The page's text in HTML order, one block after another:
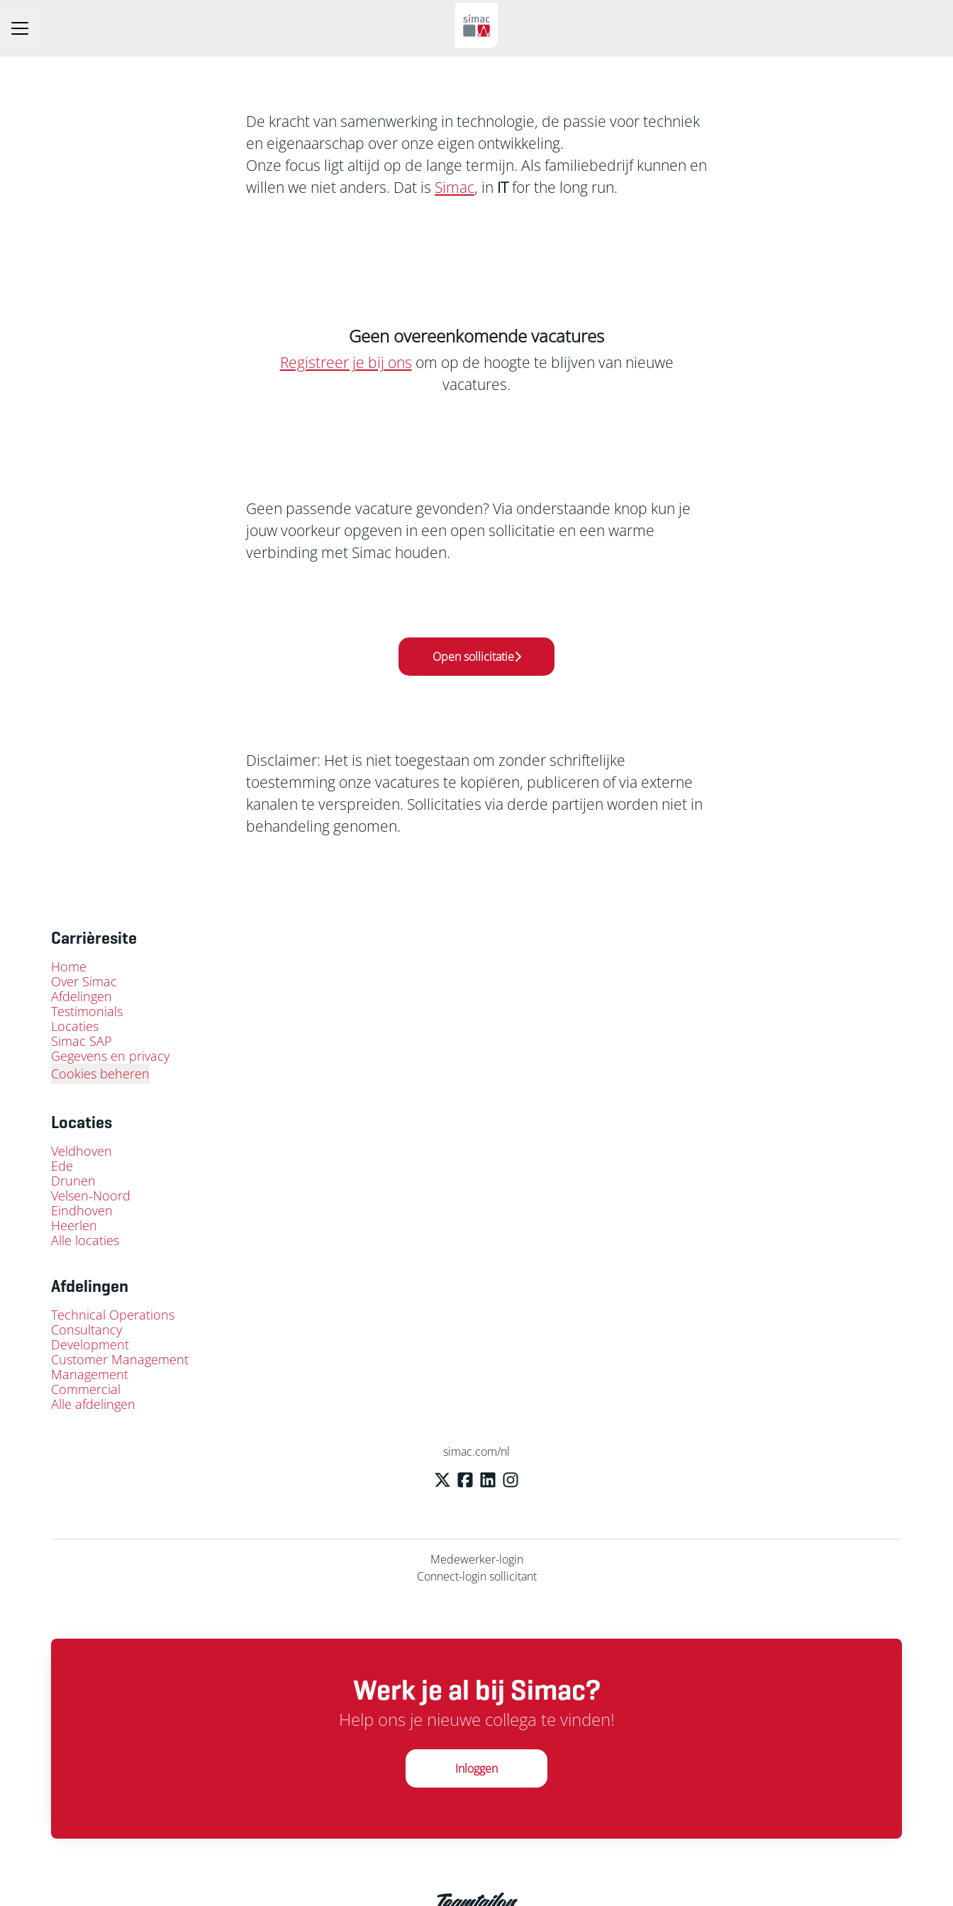
Carrièremenu
De kracht van samenwerking in technologie, de passie voor techniek
en eigenaarschap over onze eigen ontwikkeling.
Onze focus ligt altijd op de lange termijn. Als familiebedrijf kunnen en
willen we niet anders. Dat is Simac, in ITfor the long run.
Geen overeenkomende vacatures
Registreer je bij ons om op de hoogte te blijven van nieuwe
vacatures.
Geen passende vacature gevonden? Via onderstaande knop kun je
jouw voorkeur opgeven in een open sollicitatie en een warme
verbinding met Simac houden.
Open sollicitatie
Disclaimer: Het is niet toegestaan om zonder schriftelijke
toestemming onze vacatures te kopiëren, publiceren of via externe
kanalen te verspreiden. Sollicitaties via derde partijen worden niet in
behandeling genomen.
Carrièresite
Home
Over Simac
Afdelingen
Testimonials
Locaties
Simac SAP
Gegevens en privacy
Cookies beheren
Locaties
Veldhoven
Ede
Drunen
Velsen-Noord
Eindhoven
Heerlen
Alle locaties
Afdelingen
Technical Operations
Consultancy
Development
Customer Management
Management
Commercial
Alle afdelingen
simac.com/nl
Medewerker-login
Connect-login sollicitant
Werk je al bij Simac?
Help ons je nieuwe collega te vinden!
Inloggen